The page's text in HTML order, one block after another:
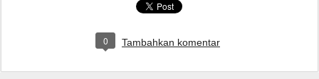
0 Tambahkan komentar